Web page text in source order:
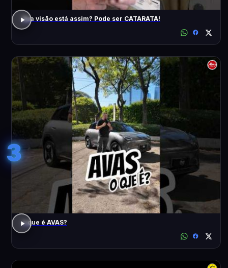
Sua visão está assim? Pode ser CATARATA!
3
o que é AVAS?